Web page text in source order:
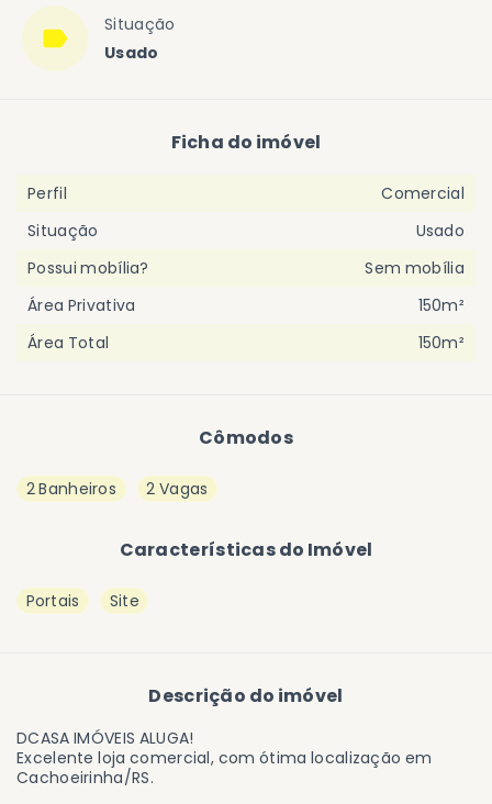
Situação
Usado
Cômodos
2 Banheiros 2 Vagas
Características do Imóvel
Portais Site
Descrição do imóvel
DCASA IMÓVEIS ALUGA!
Excelente loja comercial, com ótima localização em
Cachoeirinha/RS.
Ficha do imóvel
Perfil
Comercial
Situação
Usado
Possui mobília?
Sem mobília
Área Privativa
150m²
Área Total
150m²